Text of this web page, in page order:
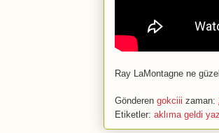
Ray LaMontagne ne
Gönderen gokciii zaman:
Etiketler: aklıma geldi